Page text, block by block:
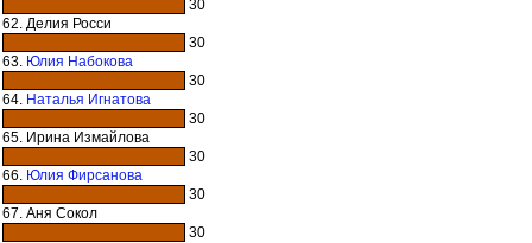
30
62. Делия Росси
30
63. Юлия Набокова
30
64. Наталья Игнатова
30
65. Ирина Измайлова
30
66. Юлия Фирсанова
30
67. Аня Сокол
30